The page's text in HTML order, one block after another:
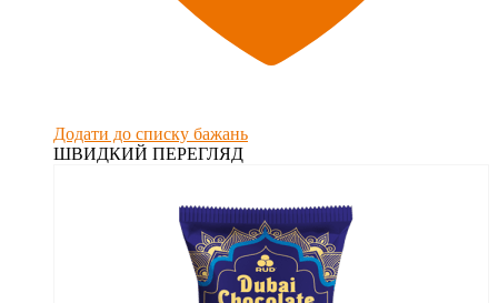
Додати до списку бажань
ШВИДКИЙ ПЕРЕГЛЯД